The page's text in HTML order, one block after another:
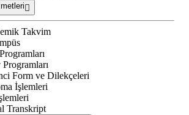
Takvim
Programları
Form ve Dilekçeleri
İşlemleri
Transkript